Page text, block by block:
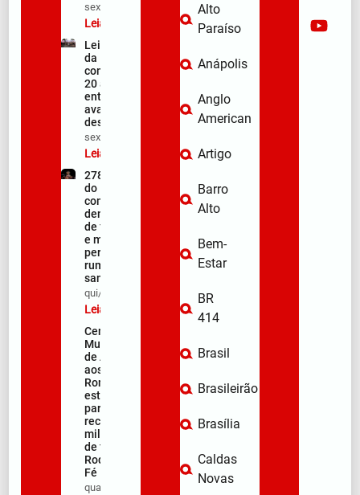
sex/08/2026
Leia mais »
Lei Maria
da Penha
completa
20 anos
entre
avanços e
desafios
sex/08/2026
Leia mais »
278ª Romaria
do Muquém
começa com
demonstração
de fé, emoção
e milhares de
peregrinos
rumo ao
santuário
qui/08/2026
Leia mais »
Centro
Municipal
de Apoio
aos
Romeiros
está pronto
para
receber
milhares
de fiéis na
Rodovia da
Fé
qua/08/2026
Alto
Paraíso
Anápolis
Anglo
American
Artigo
Barro
Alto
Bem-
Estar
BR
414
Brasil
Brasileirão
Brasília
Caldas
Novas